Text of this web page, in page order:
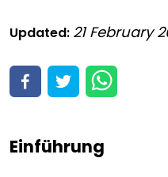
Updated: 21 February
Einführung